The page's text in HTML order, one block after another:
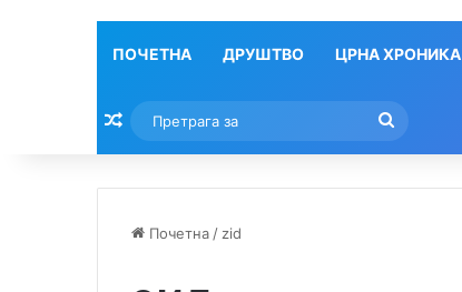
ПОЧЕТНА ДРУШТВО ЦРНА ХРОНИКА
Насумични текстови
за
Почетна / zid